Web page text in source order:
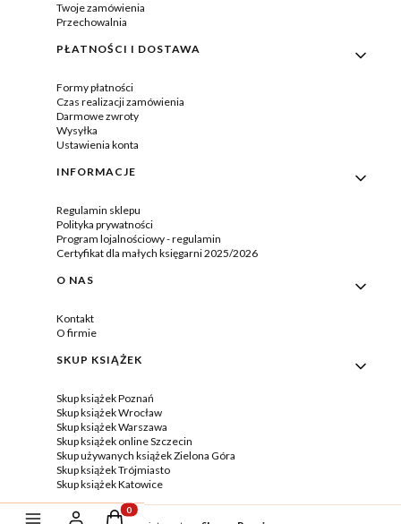
Twoje zamówienia
Przechowalnia
PŁATNOŚCI I DOSTAWA
Formy płatności
Czas realizacji zamówienia
Darmowe zwroty
Wysyłka
Ustawienia konta
INFORMACJE
Regulamin sklepu
Polityka prywatności
Program lojalnościowy - regulamin
Certyfikat dla małych księgarni 2025/2026
O NAS
Kontakt
O firmie
SKUP KSIĄŻEK
Skup książek Poznań
Skup książek Wrocław
Skup książek Warszawa
Skup książek online Szczecin
Skup używanych książek Zielona Góra
Skup książek Trójmiasto
Skup książek Katowice
Produkty w koszyku: 0. Zobacz szczegóły